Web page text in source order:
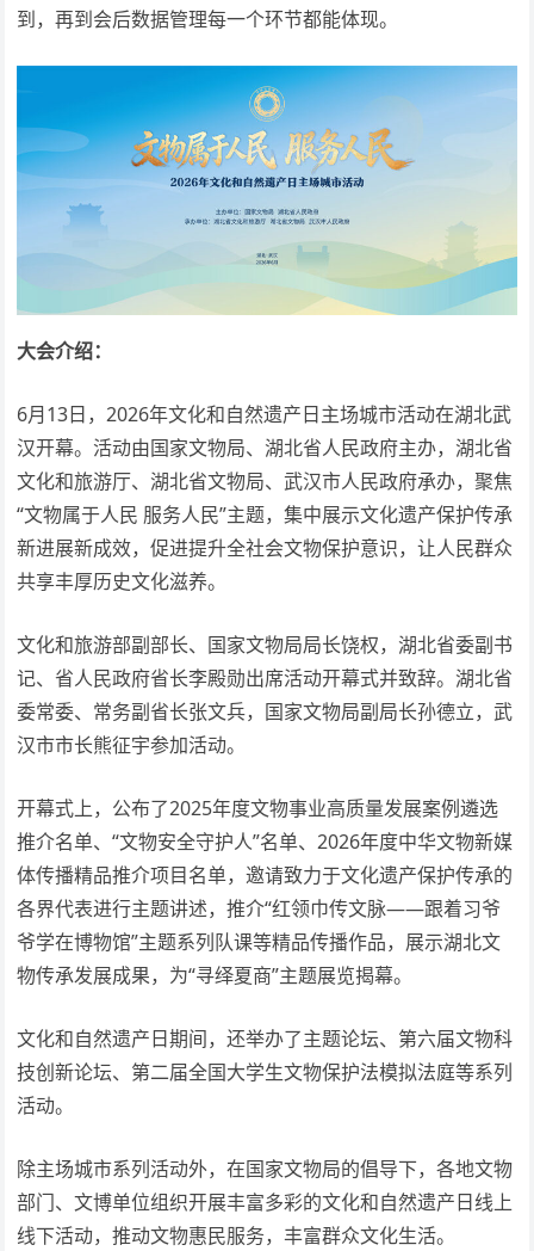
到，再到会后数据管理每一个环节都能体现。
大会介绍：
6月13日，2026年文化和自然遗产日主场城市活动在湖北武
汉开幕。活动由国家文物局、湖北省人民政府主办，湖北省
文化和旅游厅、湖北省文物局、武汉市人民政府承办，聚焦
“文物属于人民 服务人民”主题，集中展示文化遗产保护传承
新进展新成效，促进提升全社会文物保护意识，让人民群众
共享丰厚历史文化滋养。
文化和旅游部副部长、国家文物局局长饶权，湖北省委副书
记、省人民政府省长李殿勋出席活动开幕式并致辞。湖北省
委常委、常务副省长张文兵，国家文物局副局长孙德立，武
汉市市长熊征宇参加活动。
开幕式上，公布了2025年度文物事业高质量发展案例遴选
推介名单、“文物安全守护人”名单、2026年度中华文物新媒
体传播精品推介项目名单，邀请致力于文化遗产保护传承的
各界代表进行主题讲述，推介“红领巾传文脉——跟着习爷
爷学在博物馆”主题系列队课等精品传播作品，展示湖北文
物传承发展成果，为“寻绎夏商”主题展览揭幕。
文化和自然遗产日期间，还举办了主题论坛、第六届文物科
技创新论坛、第二届全国大学生文物保护法模拟法庭等系列
活动。
除主场城市系列活动外，在国家文物局的倡导下，各地文物
部门、文博单位组织开展丰富多彩的文化和自然遗产日线上
线下活动，推动文物惠民服务，丰富群众文化生活。